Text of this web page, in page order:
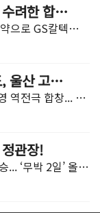
단두대 매치, 승자는 수려한 합천!
박지현·신민준·김형우 활약으로 GS칼텍스에 3-2 신승
강유택 9연승 받고도, 울산 고려아연 10연승!
랴오위안허·송규상·최재영 역전극 합창... 전주에 3-2 신승
관장!
정관장, 영암에 3-2 진땀승... ‘무박 2일’ 올 시즌 최장 시간 기록